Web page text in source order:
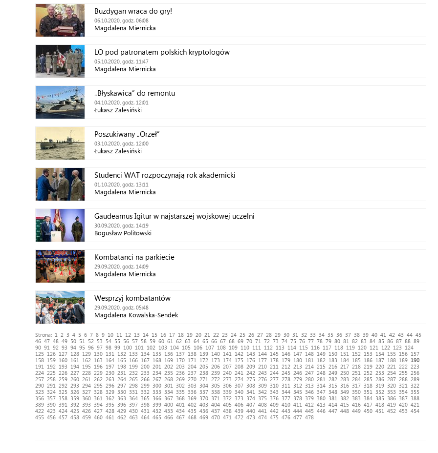
Buzdygan wraca do gry!
06.10.2020, godz. 06:08
Magdalena Miernicka
LO pod patronatem polskich kryptologów
05.10.2020, godz. 11:47
Magdalena Miernicka
„Błyskawica” do remontu
04.10.2020, godz. 12:01
Łukasz Zalesiński
Poszukiwany „Orzeł”
03.10.2020, godz. 12:00
Łukasz Zalesiński
Studenci WAT rozpoczynają rok akademicki
01.10.2020, godz. 13:11
Magdalena Miernicka
Gaudeamus Igitur w najstarszej wojskowej uczelni
30.09.2020, godz. 14:19
Bogusław Politowski
Kombatanci na parkiecie
29.09.2020, godz. 14:09
Magdalena Miernicka
Wesprzyj kombatantów
29.09.2020, godz. 05:48
Magdalena Kowalska-Sendek
Strona: 1 2 3 4 5 6 7 8 9 10 11 12 13 14 15 16 17 18 19 20 21 22 23 24 25 26 27 28 29 30 31 32 33 34 35 36 37 38 39 40 41 42 43 44 45
46 47 48 49 50 51 52 53 54 55 56 57 58 59 60 61 62 63 64 65 66 67 68 69 70 71 72 73 74 75 76 77 78 79 80 81 82 83 84 85 86 87 88 89
90 91 92 93 94 95 96 97 98 99 100 101 102 103 104 105 106 107 108 109 110 111 112 113 114 115 116 117 118 119 120 121 122 123
124
125
126 127 128 129 130 131 132 133 134 135 136 137 138 139 140 141 142 143 144 145 146 147 148 149 150 151 152 153 154 155 156 157
158 159 160 161 162 163 164 165 166 167 168 169 170 171 172 173 174 175 176 177 178 179 180 181 182 183 184 185 186 187 188 189 190
191
192 193 194 195 196 197 198 199 200 201 202 203 204 205 206 207 208 209 210 211 212 213 214 215 216 217 218 219 220 221 222
223
224 225 226 227 228 229 230 231 232 233 234 235 236 237 238 239 240 241 242 243 244 245 246 247 248 249 250 251 252 253 254 255
256
257 258 259 260 261 262 263 264 265 266 267 268 269 270 271 272 273 274 275 276 277 278 279 280 281 282 283 284 285 286 287 288 289
290 291 292 293 294 295 296 297 298 299 300 301 302 303 304 305 306 307 308 309 310 311 312 313 314 315 316 317 318 319 320 321
322
323
324 325 326 327 328 329 330 331 332 333 334 335 336 337 338 339 340 341 342 343 344 345 346 347 348 349 350 351 352 353 354 355
356 357 358 359 360 361 362 363 364 365 366 367 368 369 370 371 372 373 374 375 376 377 378 379 380 381 382 383 384 385 386 387 388
389 390 391 392 393 394 395 396 397 398 399 400 401 402 403 404 405 406 407 408 409 410 411 412 413 414 415 416 417 418 419 420 421
422 423 424 425 426 427 428 429 430 431 432 433 434 435 436 437 438 439 440 441 442 443 444 445 446 447 448 449 450 451 452 453 454
455 456 457 458 459 460 461 462 463 464 465 466 467 468 469 470 471 472 473 474 475 476 477 478